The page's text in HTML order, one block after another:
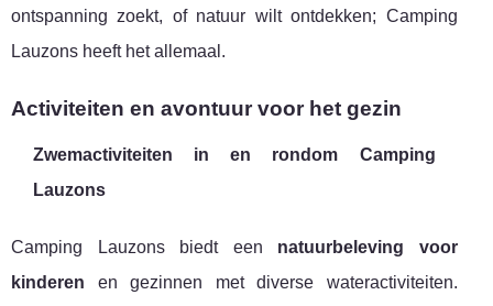
ontspanning zoekt, of natuur wilt ontdekken; Camping
Lauzons heeft het allemaal.
Activiteiten en avontuur voor het gezin
Zwemactiviteiten in en rondom Camping
Lauzons
Camping Lauzons biedt een natuurbeleving voor
kinderen en gezinnen met diverse wateractiviteiten.